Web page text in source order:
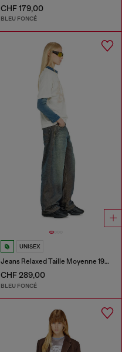
CHF 179,00
BLEU FONCÉ
UNISEX
Jeans Relaxed Taille Moyenne 1997 D-Enim-M
CHF 289,00
BLEU FONCÉ